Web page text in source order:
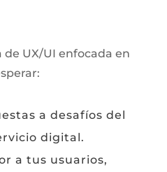
UX/UI enfocada en
a desafíos del
digital.
a tus usuarios,